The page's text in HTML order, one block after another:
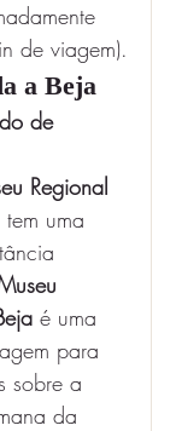
de viagem).
a Beja
de
Regional
uma
é uma
para
sobre a
da